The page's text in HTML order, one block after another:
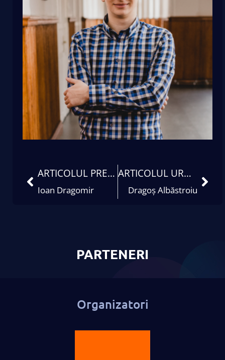
ARTICOLUL PRECEDENT
Ioan Dragomir
ARTICOLUL URMĂTOR
Dragoș Albăstroiu
PARTENERI
Organizatori